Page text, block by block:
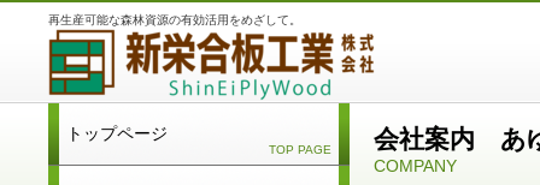
再生産可能な森林資源の有効活用をめざして。
会社案内 あ
COMPANY
トップページ
TOP PAGE